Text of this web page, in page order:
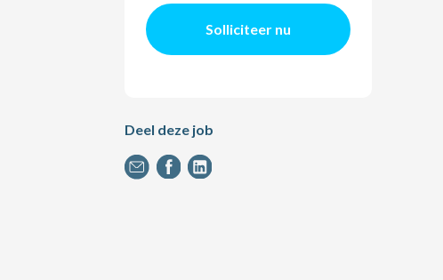
Solliciteer nu
Deel deze job